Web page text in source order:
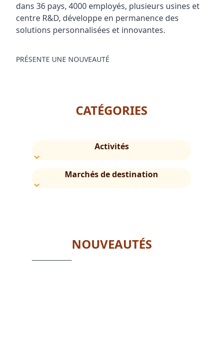
dans 36 pays, 4000 employés, plusieurs usines et
centre R&D, développe en permanence des
solutions personnalisées et innovantes.
PRÉSENTE UNE NOUVEAUTÉ
CATÉGORIES
Activités
Marchés de destination
NOUVEAUTÉS